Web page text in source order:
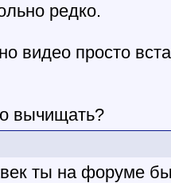
редко.
видео просто
вычищать?
ты на форуме